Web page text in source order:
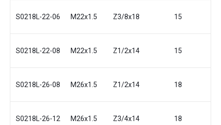
S0218L-22-06 M22x1.5 Z3/8x18 15
S0218L-22-08 M22x1.5 Z1/2x14 15
S0218L-26-08 M26x1.5 Z1/2x14 18
S0218L-26-12 M26x1.5 Z3/4x14 18